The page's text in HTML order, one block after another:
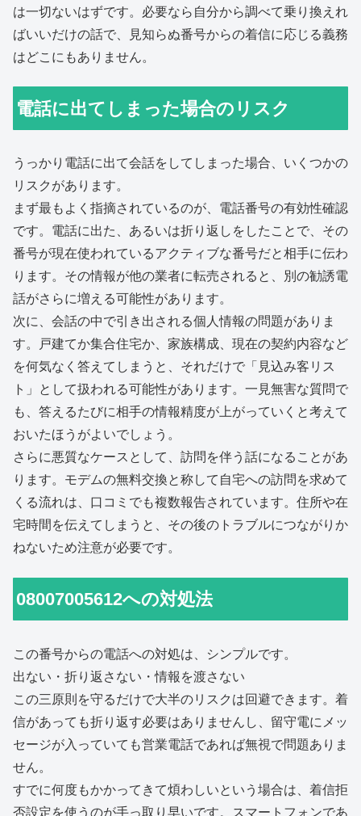
は一切ないはずです。必要なら自分から調べて乗り換えれ
ばいいだけの話で、見知らぬ番号からの着信に応じる義務
はどこにもありません。
電話に出てしまった場合のリスク
うっかり電話に出て会話をしてしまった場合、いくつかの
リスクがあります。
まず最もよく指摘されているのが、電話番号の有効性確認
です。電話に出た、あるいは折り返しをしたことで、その
番号が現在使われているアクティブな番号だと相手に伝わ
ります。その情報が他の業者に転売されると、別の勧誘電
話がさらに増える可能性があります。
次に、会話の中で引き出される個人情報の問題がありま
す。戸建てか集合住宅か、家族構成、現在の契約内容など
を何気なく答えてしまうと、それだけで「見込み客リス
ト」として扱われる可能性があります。一見無害な質問で
も、答えるたびに相手の情報精度が上がっていくと考えて
おいたほうがよいでしょう。
さらに悪質なケースとして、訪問を伴う話になることがあ
ります。モデムの無料交換と称して自宅への訪問を求めて
くる流れは、口コミでも複数報告されています。住所や在
宅時間を伝えてしまうと、その後のトラブルにつながりか
ねないため注意が必要です。
08007005612への対処法
この番号からの電話への対処は、シンプルです。
出ない・折り返さない・情報を渡さない
この三原則を守るだけで大半のリスクは回避できます。着
信があっても折り返す必要はありませんし、留守電にメッ
セージが入っていても営業電話であれば無視で問題ありま
せん。
すでに何度もかかってきて煩わしいという場合は、着信拒
否設定を使うのが手っ取り早いです。スマートフォンであ